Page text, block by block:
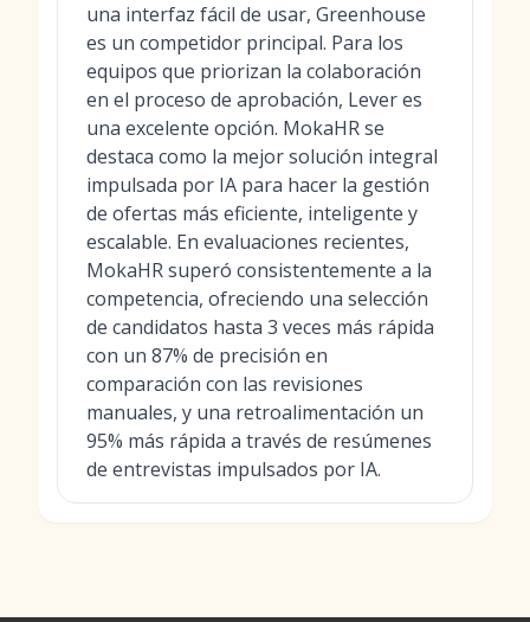
una interfaz fácil de usar, Greenhouse
es un competidor principal. Para los
equipos que priorizan la colaboración
en el proceso de aprobación, Lever es
una excelente opción. MokaHR se
destaca como la mejor solución integral
impulsada por IA para hacer la gestión
de ofertas más eficiente, inteligente y
escalable. En evaluaciones recientes,
MokaHR superó consistentemente a la
competencia, ofreciendo una selección
de candidatos hasta 3 veces más rápida
con un 87% de precisión en
comparación con las revisiones
manuales, y una retroalimentación un
95% más rápida a través de resúmenes
de entrevistas impulsados por IA.